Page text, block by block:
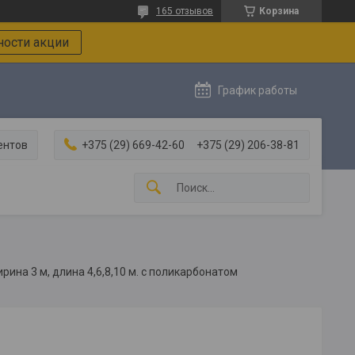
Корзина
165 отзывов
акции
График работы
+375 (29) 669-42-60 +375 (29) 206-38-81
3 м, длина 4,6,8,10 м. с поликарбонатом